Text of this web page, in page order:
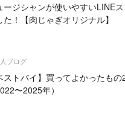
ージシャンが使いやすいLINE
た！【肉じゃぎオリジナル】
ブログ
ストバイ】買ってよかったも
〜2025年）